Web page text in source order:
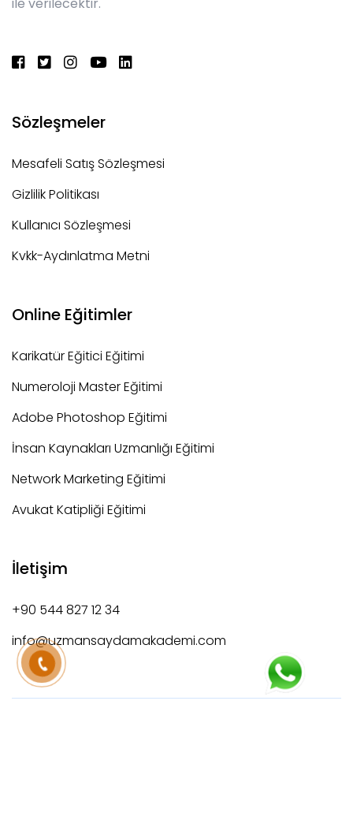
Sözleşmeler
Mesafeli Satış Sözleşmesi
Gizlilik Politikası
Kullanıcı Sözleşmesi
Kvkk-Aydınlatma Metni
Online Eğitimler
Karikatür Eğitici Eğitimi
Numeroloji Master Eğitimi
Adobe Photoshop Eğitimi
İnsan Kaynakları Uzmanlığı Eğitimi
Network Marketing Eğitimi
Avukat Katipliği Eğitimi
İletişim
+90 544 827 12 34
info@uzmansaydamakademi.com